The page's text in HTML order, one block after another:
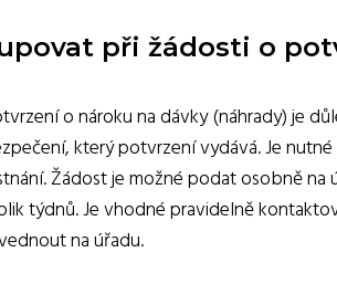
při žádosti o
o nároku na dávky (náhrady) je
který potvrzení vydává. Je
Žádost je možné podat osobně
týdnů. Je vhodné pravidelně
na úřadu.